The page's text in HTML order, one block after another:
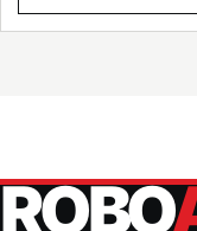
ROBO